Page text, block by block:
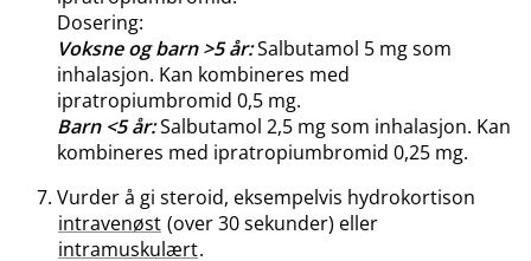
Dosering:
Voksne og barn >5 år:Salbutamol 5 mg som
inhalasjon. Kan kombineres med
ipratropiumbromid 0,5 mg.
Barn <5 år:Salbutamol 2,5 mg som inhalasjon. Kan
kombineres med ipratropiumbromid 0,25 mg.
Vurder å gi steroid, eksempelvis hydrokortison
intravenøst (over 30 sekunder) eller
intramuskulært.